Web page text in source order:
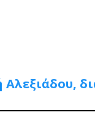
Αλεξιάδου,